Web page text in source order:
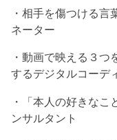
・相手を傷つける言
ネーター
・動画で映える３
するデジタルコーデ
・「本人の好きなこ
ンサルタント